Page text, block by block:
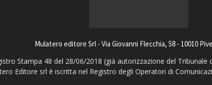
Mulatero editore Srl - Via Giovanni Flecchia, 58 - 10010
Stampa 48 del 28/06/2018 (già autorizzazione del Tribunale
Editore srl è iscritta nel Registro degli Operatori di